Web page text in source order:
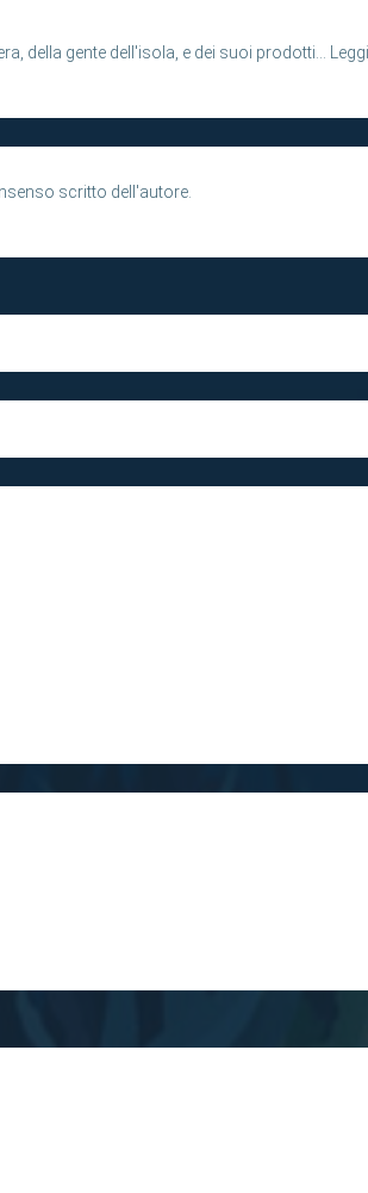
della gente dell'isola, e dei suoi prodotti...
scritto dell'autore.